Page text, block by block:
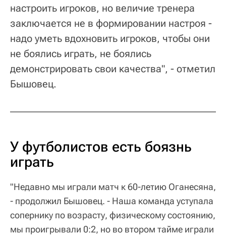
настроить игроков, но величие тренера
заключается не в формировании настроя -
надо уметь вдохновить игроков, чтобы они
не боялись играть, не боялись
демонстрировать свои качества", - отметил
Бышовец.
У футболистов есть боязнь
играть
"Недавно мы играли матч к 60-летию Оганесяна,
- продолжил Бышовец. - Наша команда уступала
сопернику по возрасту, физическому состоянию,
мы проигрывали 0:2, но во втором тайме играли